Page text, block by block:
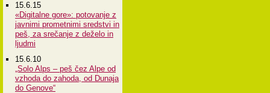
15.6.15
«Digitalne gore»: potovanje z
javnimi prometnimi sredstvi in
peš, za srečanje z deželo in
ljudmi
15.6.10
„Solo Alps – peš čez Alpe od
vzhoda do zahoda, od Dunaja
do Genove“